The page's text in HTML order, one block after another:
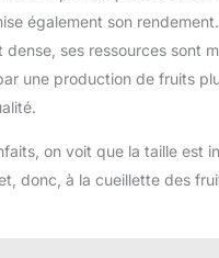
également son
dense, ses ressources sont
une production de fruits
on voit que la taille est
donc, à la cueillette des